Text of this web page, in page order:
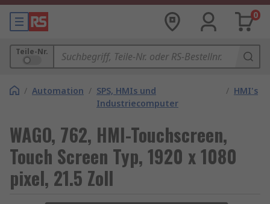
0
Teile-Nr.
/ Automation / SPS, HMIs und
Industriecomputer
/ HMI's
WAGO, 762, HMI-Touchscreen,
Touch Screen Typ, 1920 x 1080
pixel, 21.5 Zoll